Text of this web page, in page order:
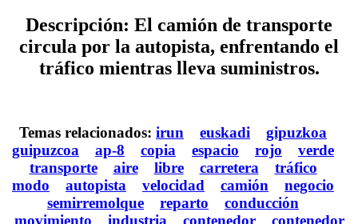
Descripción: El camión de transporte
circula por la autopista, enfrentando el
tráfico mientras lleva suministros.
Temas relacionados: irun euskadi
gipuzkoa
guipuzcoa
ap-8 copia espacio rojo
verde
transporte
aire libre carretera
tráfico
modo
autopista velocidad camión
negocio
semirremolque
reparto
conducción
movimiento
industria contenedor contenedor